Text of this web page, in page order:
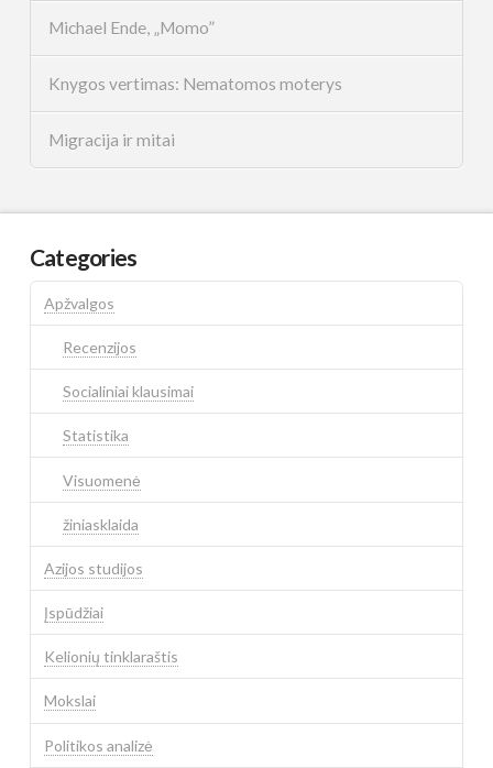
Michael Ende, „Momo”
Knygos vertimas: Nematomos moterys
Migracija ir mitai
Categories
Apžvalgos
Recenzijos
Socialiniai klausimai
Statistika
Visuomenė
žiniasklaida
Azijos studijos
Įspūdžiai
Kelionių tinklaraštis
Mokslai
Politikos analizė